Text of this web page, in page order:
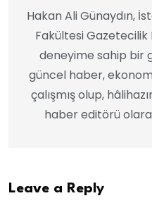
Hakan Ali Günaydın,
Fakültesi Gazetecilik
deneyime sahip bir
güncel haber,
çalışmış olup,
haber editörü
Leave a Reply